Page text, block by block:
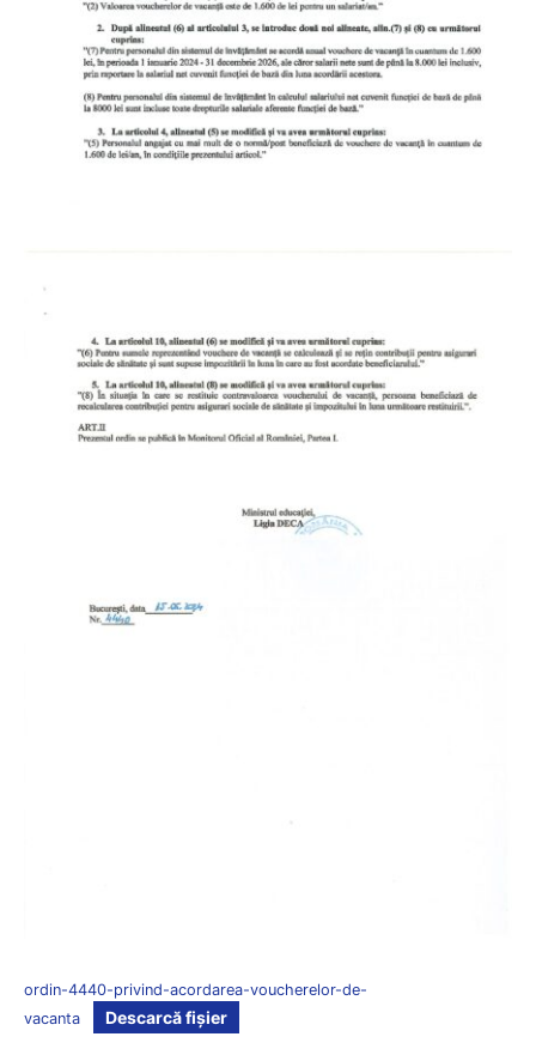
ordin-4440-privind-acordarea-voucherelor-de-
vacanta
Descarcă fișier